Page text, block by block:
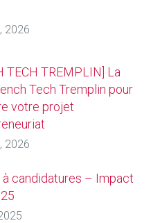
2026
TECH TREMPLIN] La
Tech Tremplin pour
votre projet
2026
à candidatures – Impact